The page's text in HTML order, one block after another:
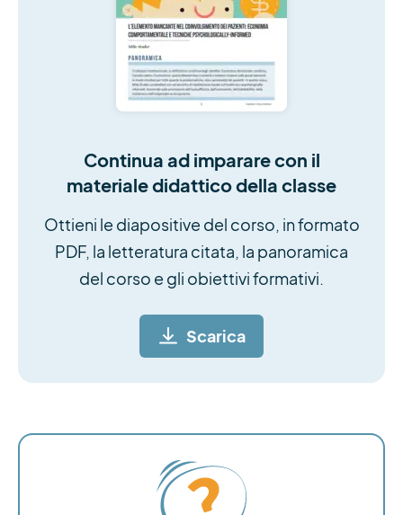
Continua ad imparare con il
materiale didattico della classe
Ottieni le diapositive del corso, in formato
PDF, la letteratura citata, la panoramica
del corso e gli obiettivi formativi.
Scarica